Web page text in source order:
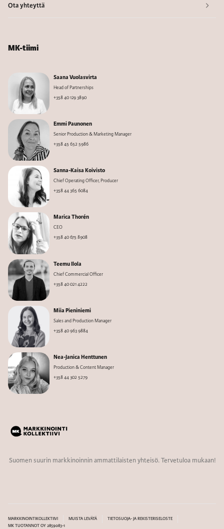
Ota yhteyttä
MK-tiimi
Saana Vuolasvirta
Head of Partnerships
+358 40 129 3890
Emmi Paunonen
Senior Production & Marketing Manager
+358 45 652 5986
Sanna-Kaisa Koivisto
Chief Operating Officer, Producer
+358 44 365 6084
Marica Thorén
CEO
+358 40 675 8908
Teemu Ilola
Chief Commercial Officer
+358 40 021 4222
Miia Pieniniemi
Sales and Production Manager
+358 40 963 9884
Nea-Janica Henttunen
Production & Content Manager
+358 44 302 5279
Suomen suurin markkinoinnin ammattilaisten yhteisö. Tervetuloa mukaan!
MARKKINOINTIKOLLEKTIIVI MUISTA LEVÄTÄ
TIETOSUOJA- JA REKISTERISELOSTE
MK TUOTANNOT OY 2859083-1